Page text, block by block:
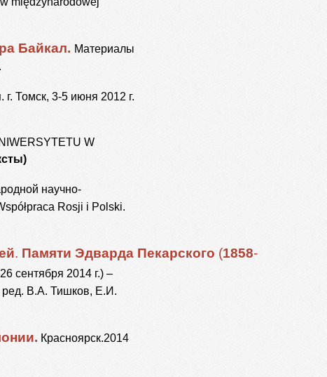
Байкал. Материалы
Томск, 3-5 июня 2012 г.
W
научно-
Rosji i Polski.
. Памяти Эдварда Пекарского (1858-
сентября 2014 г.) –
ред. В.А. Тишков, Е.И.
Красноярск.2014